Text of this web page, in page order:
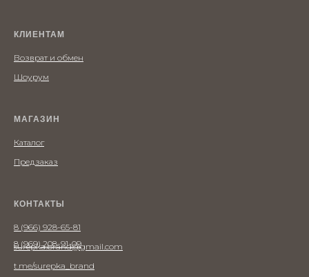
МАГАЗИН
Предзаказ
Каталог
КЛИЕНТАМ
Шоурум
Возврат и обмен
КОНТАКТЫ
t.me/surepka_brand
8 (966) 928-65-81
8 (969) 208-91-09
surepka.brand@gmail.com